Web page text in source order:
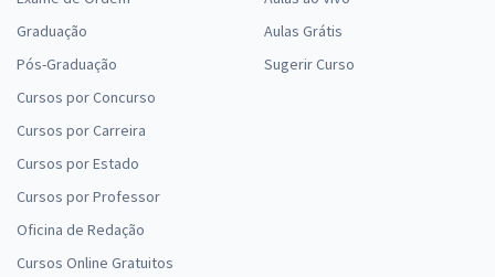
Graduação
Pós-Graduação
Cursos por Concurso
Cursos por Carreira
Cursos por Estado
Cursos por Professor
Oficina de Redação
Cursos Online Gratuitos
Aulas Grátis
Sugerir Curso